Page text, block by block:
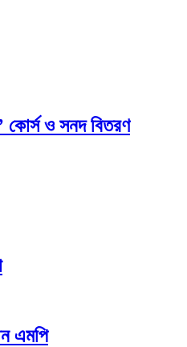
কোর্স ও সনদ বিতরণ
এমপি